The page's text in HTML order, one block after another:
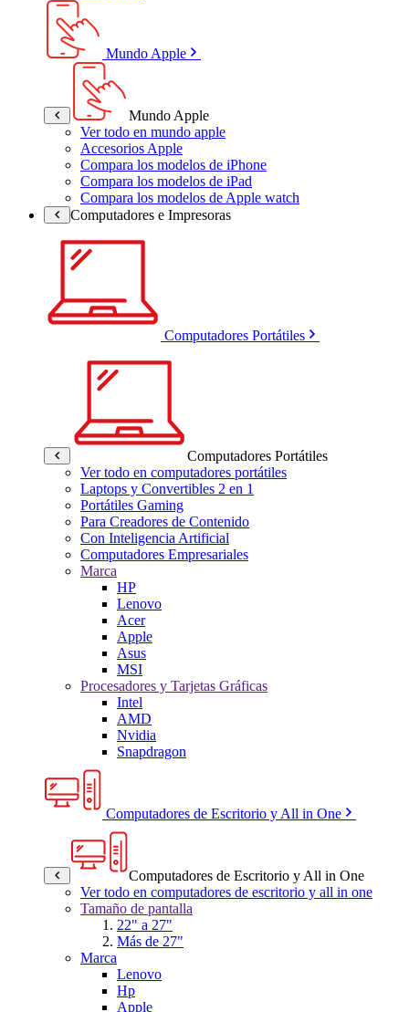
Mundo Apple
Mundo Apple
Ver todo en mundo apple
Accesorios Apple
Compara los modelos de iPhone
Compara los modelos de iPad
Compara los modelos de Apple watch
Computadores e Impresoras
Computadores Portátiles
Computadores Portátiles
Ver todo en computadores portátiles
Laptops y Convertibles 2 en 1
Portátiles Gaming
Para Creadores de Contenido
Con Inteligencia Artificial
Computadores Empresariales
Marca
HP
Lenovo
Acer
Apple
Asus
MSI
Procesadores y Tarjetas Gráficas
Intel
AMD
Nvidia
Snapdragon
Computadores de Escritorio y All in One
Computadores de Escritorio y All in One
Ver todo en computadores de escritorio y all in one
Tamaño de pantalla
22" a 27"
Más de 27"
Marca
Lenovo
Hp
Apple